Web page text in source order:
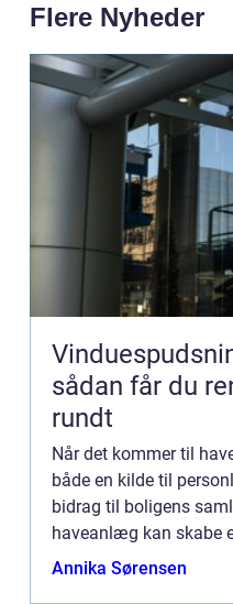
Flere Nyheder
sådan får du
rundt
Når det kommer til
både en kilde til
bidrag til boligens
haveanlæg kan skabe
alting blomstrer...
Annika Sørensen